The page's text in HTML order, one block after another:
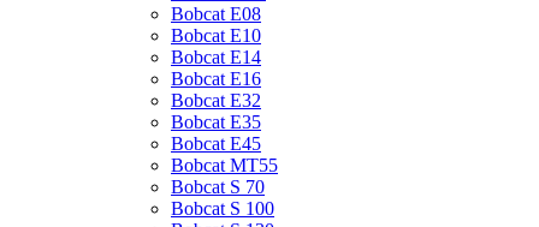
Bobcat E08
Bobcat E10
Bobcat E14
Bobcat E16
Bobcat E32
Bobcat E35
Bobcat E45
Bobcat MT55
Bobcat S 70
Bobcat S 100